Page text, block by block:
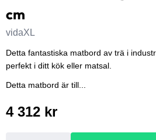
cm
vidaXL
Detta fantastiska matbord av trä i
perfekt i ditt kök eller matsal.
Detta matbord är till...
4 312 kr